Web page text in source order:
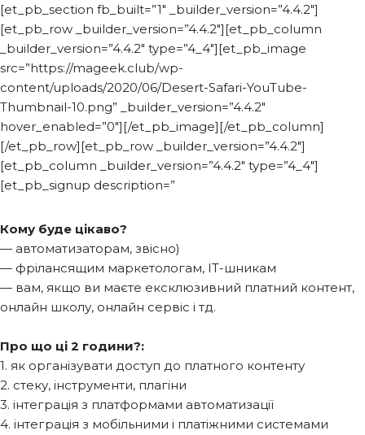
[et_pb_section fb_built=”1″ _builder_version=”4.4.2″]
[et_pb_row _builder_version=”4.4.2″][et_pb_column
_builder_version=”4.4.2″ type=”4_4″][et_pb_image
src=”https://mageek.club/wp-
content/uploads/2020/06/Desert-Safari-YouTube-
Thumbnail-10.png” _builder_version=”4.4.2″
hover_enabled=”0″][/et_pb_image][/et_pb_column]
[/et_pb_row][et_pb_row _builder_version=”4.4.2″]
[et_pb_column _builder_version=”4.4.2″ type=”4_4″]
[et_pb_signup description=”
Кому буде цікаво?
— автоматизаторам, звісно)
— фрілансящим маркетологам, ІТ-шникам
— вам, якщо ви маєте ексклюзивний платний контент,
онлайн школу, онлайн сервіс і тд.
Про що ці 2 години?:
1. як організувати доступ до платного контенту
2. стеку, інструменти, плагіни
3. інтеграція з платформами автоматизації
4. інтеграція з мобільними і платіжними системами